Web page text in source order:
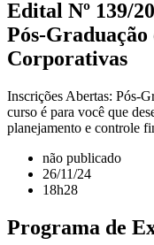
Edital Nº 139/
Pós-Graduação
Corporativas
Inscrições Abertas: Pós-
curso é para você que
planejamento e controle
não publicado
26/11/24
18h28
Programa de